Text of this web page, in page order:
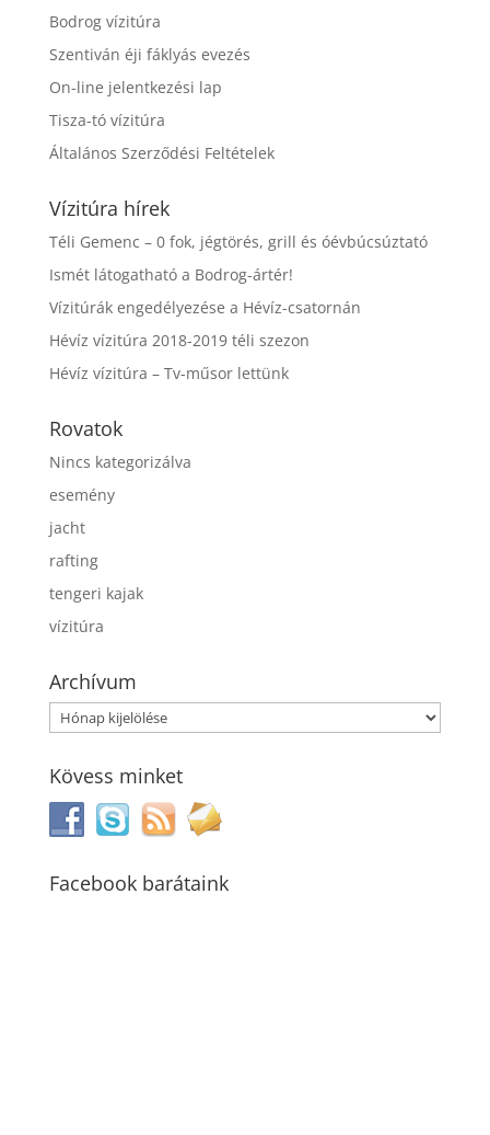
Bodrog vízitúra
Szentiván éji fáklyás evezés
On-line jelentkezési lap
Tisza-tó vízitúra
Általános Szerződési Feltételek
Vízitúra hírek
Téli Gemenc – 0 fok, jégtörés, grill és óévbúcsúztató
Ismét látogatható a Bodrog-ártér!
Vízitúrák engedélyezése a Hévíz-csatornán
Hévíz vízitúra 2018-2019 téli szezon
Hévíz vízitúra – Tv-műsor lettünk
Rovatok
Nincs kategorizálva
esemény
jacht
rafting
tengeri kajak
vízitúra
Archívum
Archívum
Kövess minket
Facebook barátaink